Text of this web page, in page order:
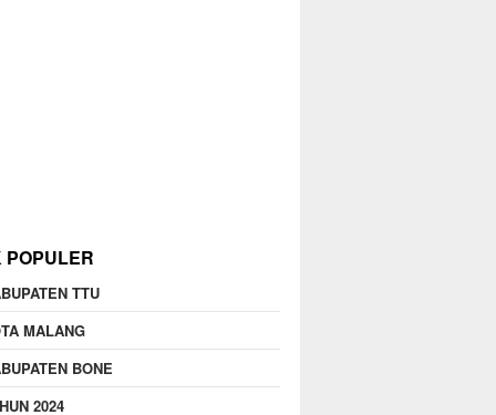
POPULER
TTU
MALANG
BONE
2024